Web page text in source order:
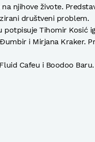
njihove živote.
društveni problem.
Tihomir Kosić
i Mirjana Kraker.
Cafeu i Boodoo Baru.